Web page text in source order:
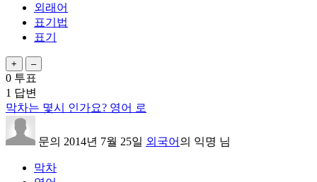
외래어
표기법
표기
0 투표
1 답변
막차는 몇시 인가요? 영어 로
문의 2014년 7월 25일 외국어 의 익명 님
막차